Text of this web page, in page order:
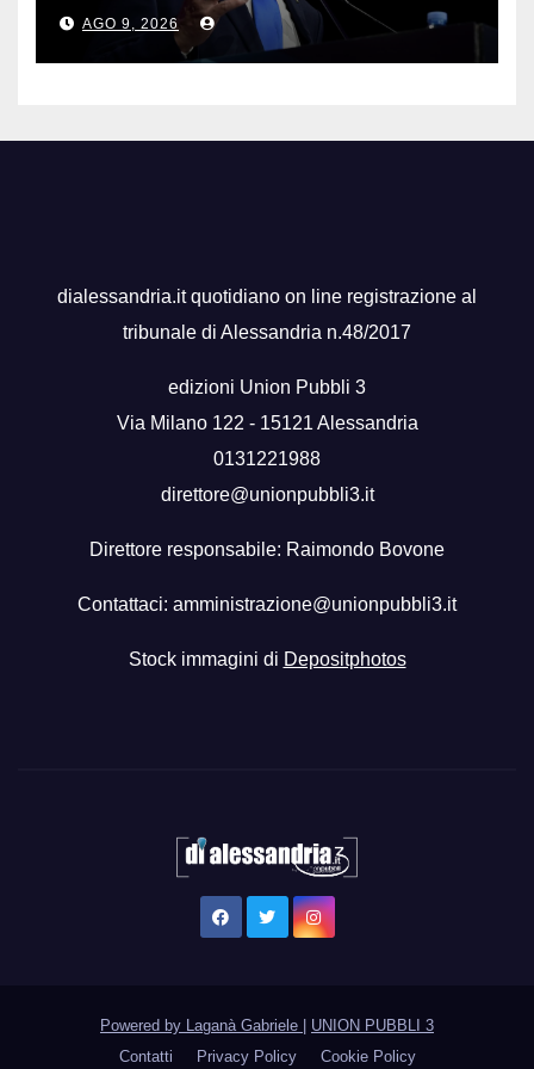
per Gaza”
AGO 9, 2026
dialessandria.it quotidiano on line registrazione al
tribunale di Alessandria n.48/2017
edizioni Union Pubbli 3
Via Milano 122 - 15121 Alessandria
0131221988
direttore@unionpubbli3.it
Direttore responsabile: Raimondo Bovone
Contattaci: amministrazione@unionpubbli3.it
Stock immagini di Depositphotos
Powered by Laganà Gabriele
UNION PUBBLI 3
Contatti
Privacy Policy Cookie Policy